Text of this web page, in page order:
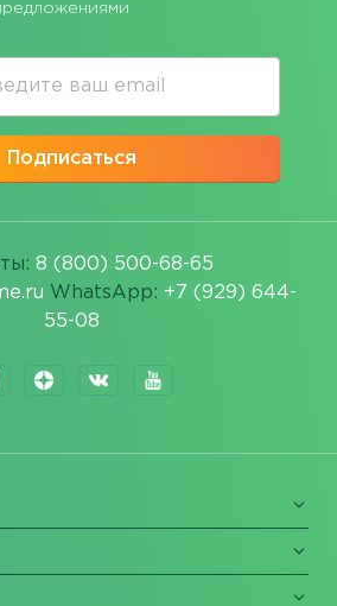
Подписаться
8 (800) 500-68-65
WhatsApp: +7 (929) 644-
55-08